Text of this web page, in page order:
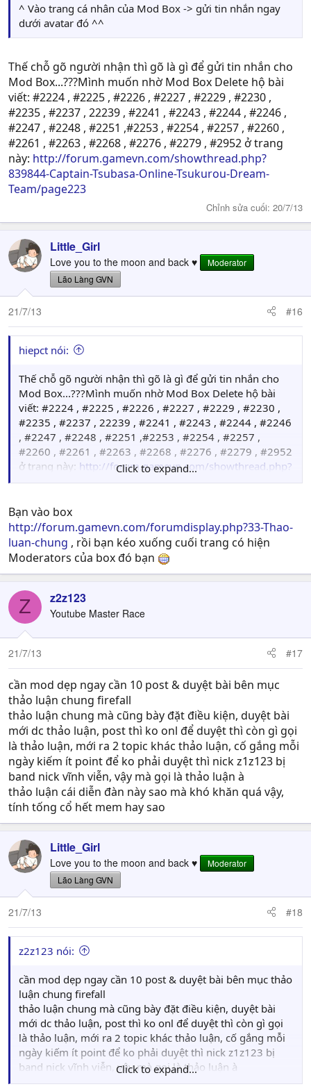
^ Vào trang cá nhân của Mod Box -> gửi tin nhắn ngay
dưới avatar đó ^^
Thế chỗ gõ người nhận thì gõ là gì để gửi tin nhắn cho
Mod Box...???Mình muốn nhờ Mod Box Delete hộ bài
viết: #2224 , #2225 , #2226 , #2227 , #2229 , #2230 ,
#2235 , #2237 , 22239 , #2241 , #2243 , #2244 , #2246 ,
#2247 , #2248 , #2251 ,#2253 , #2254 , #2257 , #2260 ,
#2261 , #2263 , #2268 , #2276 , #2279 , #2952 ở trang
này: http://forum.gamevn.com/showthread.php?
839844-Captain-Tsubasa-Online-Tsukurou-Dream-
Team/page223
Chỉnh sửa cuối: 20/7/13
Little_Girl
Love you to the moon and back ♥
Moderator
Lão Làng GVN
21/7/13 #16
hiepct nói:
Thế chỗ gõ người nhận thì gõ là gì để gửi tin nhắn cho
Mod Box...???Mình muốn nhờ Mod Box Delete hộ bài
viết: #2224 , #2225 , #2226 , #2227 , #2229 , #2230 ,
#2235 , #2237 , 22239 , #2241 , #2243 , #2244 , #2246
, #2247 , #2248 , #2251 ,#2253 , #2254 , #2257 ,
#2260 , #2261 , #2263 , #2268 , #2276 , #2279 , #2952
ở trang này: http://forum.gamevn.com/showthread.php?
839844-Captain-Tsubasa-Online-Tsukurou-Dream-
Click to expand...
Bạn vào box
http://forum.gamevn.com/forumdisplay.php?33-Thao-
luan-chung , rồi bạn kéo xuống cuối trang có hiện
Moderators của box đó bạn
Z z2z123
Youtube Master Race
21/7/13 #17
cần mod dẹp ngay cần 10 post & duyệt bài bên mục
thảo luận chung firefall
thảo luận chung mà cũng bày đặt điều kiện, duyệt bài
mới dc thảo luận, post thì ko onl để duyệt thì còn gì gọi
là thảo luận, mới ra 2 topic khác thảo luận, cố gắng mỗi
ngày kiếm ít point để ko phải duyệt thì nick z1z123 bị
band nick vĩnh viễn, vậy mà gọi là thảo luận à
thảo luận cái diễn đàn này sao mà khó khăn quá vậy,
tính tống cổ hết mem hay sao
Little_Girl
Love you to the moon and back ♥
Moderator
Lão Làng GVN
21/7/13 #18
z2z123 nói:
cần mod dẹp ngay cần 10 post & duyệt bài bên mục thảo
luận chung firefall
thảo luận chung mà cũng bày đặt điều kiện, duyệt bài
mới dc thảo luận, post thì ko onl để duyệt thì còn gì gọi
là thảo luận, mới ra 2 topic khác thảo luận, cố gắng mỗi
ngày kiếm ít point để ko phải duyệt thì nick z1z123 bị
band nick vĩnh viễn, vậy mà gọi là thảo luận à
thảo luận cái diễn đàn này sao mà khó khăn quá vậy, tính
Click to expand...